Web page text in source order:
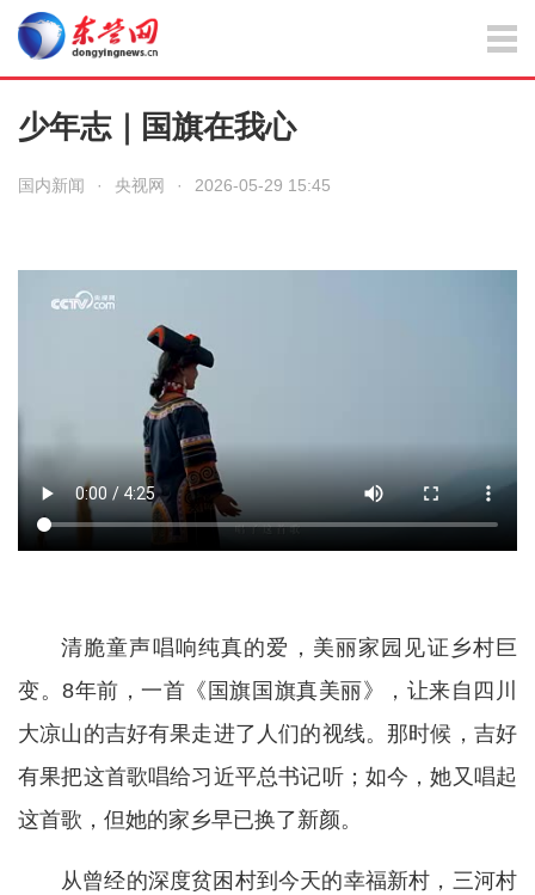
少年志｜国旗在我心
国内新闻 · 央视网 · 2026-05-29 15:45
清脆童声唱响纯真的爱，美丽家园见证乡村巨
变。8年前，一首《国旗国旗真美丽》，让来自四川
大凉山的吉好有果走进了人们的视线。那时候，吉好
有果把这首歌唱给习近平总书记听；如今，她又唱起
这首歌，但她的家乡早已换了新颜。
从曾经的深度贫困村到今天的幸福新村，三河村